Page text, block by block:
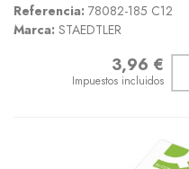
Referencia: 78082-185 C12
Marca: STAEDTLER
3,96 €
Impuestos incluidos